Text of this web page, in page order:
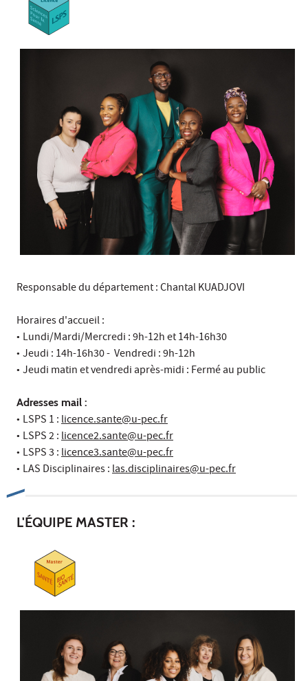
Responsable du département : Chantal KUADJOVI
Horaires d'accueil :
• Lundi/Mardi/Mercredi : 9h-12h et 14h-16h30
• Jeudi : 14h-16h30 - Vendredi : 9h-12h
• Jeudi matin et vendredi après-midi : Fermé au public
Adresses mail :
• LSPS 1 :licence.sante@u-pec.fr
• LSPS 2 :licence2.sante@u-pec.fr
• LSPS 3 :licence3.sante@u-pec.fr
• LAS Disciplinaires :las.disciplinaires@u-pec.fr
L'ÉQUIPE MASTER :